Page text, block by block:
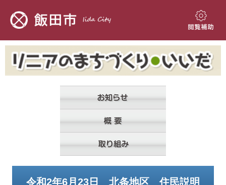
先
を
閲
助
令和2年6月23日 北条地区 住民説明